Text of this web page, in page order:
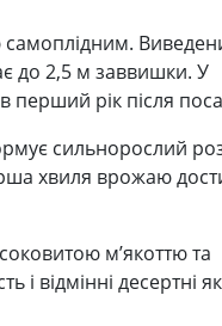
самоплідним.
до 2,5 м заввишки. У
рік після
сильнорослий
хвиля врожаю
м’якоттю та
відмінні десертні